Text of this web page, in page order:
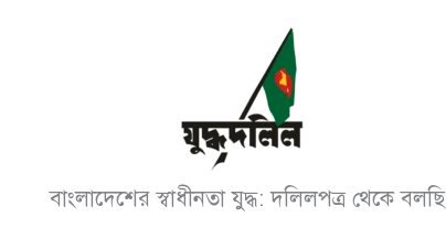
বাংলাদেশের স্বাধীনতা যুদ্ধ: দলিলপত্র থেকে বলছি